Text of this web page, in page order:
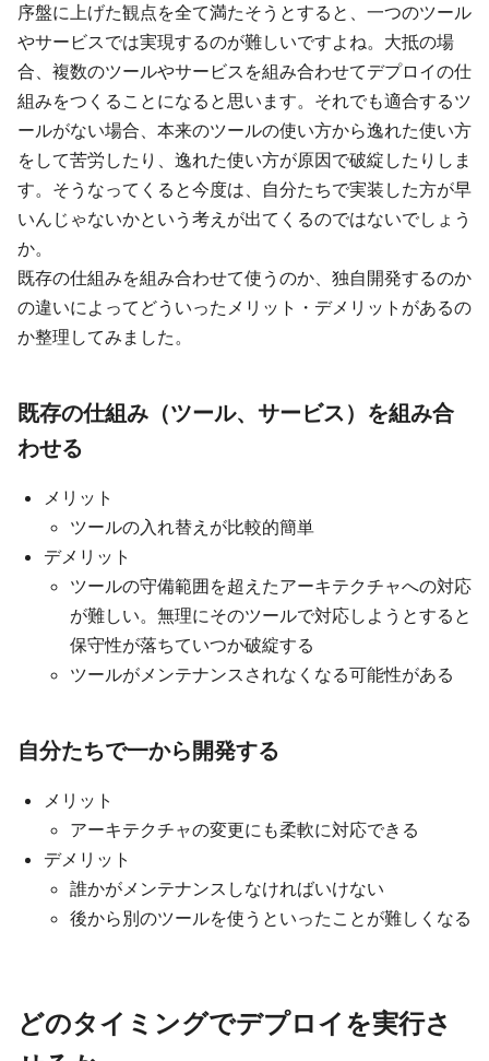
序盤に上げた観点を全て満たそうとすると、一つのツール
やサービスでは実現するのが難しいですよね。大抵の場
合、複数のツールやサービスを組み合わせてデプロイの仕
組みをつくることになると思います。それでも適合するツ
ールがない場合、本来のツールの使い方から逸れた使い方
をして苦労したり、逸れた使い方が原因で破綻したりしま
す。そうなってくると今度は、自分たちで実装した方が早
いんじゃないかという考えが出てくるのではないでしょう
か。
既存の仕組みを組み合わせて使うのか、独自開発するのか
の違いによってどういったメリット・デメリットがあるの
か整理してみました。
既存の仕組み（ツール、サービス）を組み合
わせる
メリット
ツールの入れ替えが比較的簡単
デメリット
ツールの守備範囲を超えたアーキテクチャへの対応
が難しい。無理にそのツールで対応しようとすると
保守性が落ちていつか破綻する
ツールがメンテナンスされなくなる可能性がある
自分たちで一から開発する
メリット
アーキテクチャの変更にも柔軟に対応できる
デメリット
誰かがメンテナンスしなければいけない
後から別のツールを使うといったことが難しくなる
どのタイミングでデプロイを実行さ